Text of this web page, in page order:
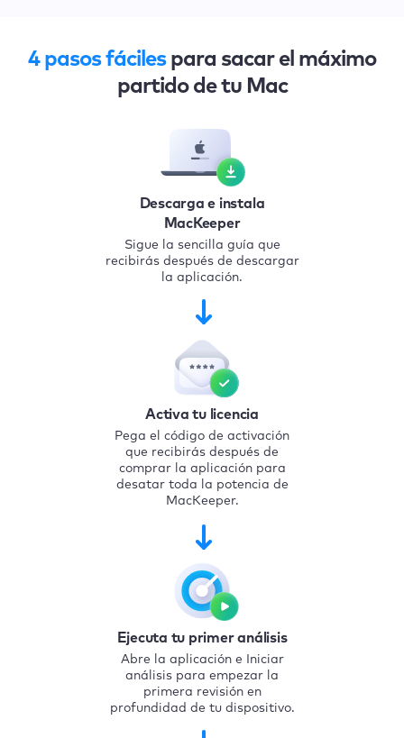
4 pasos fácilespara sacar el máximo
partido de tu Mac
Descarga e instala
MacKeeper
Sigue la sencilla guía que
recibirás después de descargar
la aplicación.
Activa tu licencia
Pega el código de activación
que recibirás después de
comprar la aplicación para
desatar toda la potencia de
MacKeeper.
Ejecuta tu primer análisis
Abre la aplicación e Iniciar
análisis para empezar la
primera revisión en
profundidad de tu dispositivo.